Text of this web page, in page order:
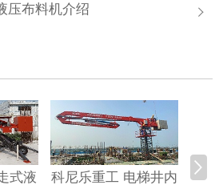
压布料机介绍
式液
科尼乐重工 电梯井内
科尼